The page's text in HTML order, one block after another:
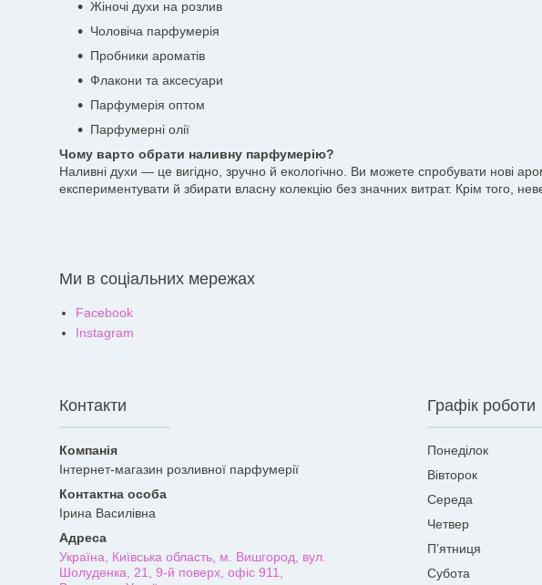
Жіночі духи на розлив
Чоловіча парфумерія
Пробники ароматів
Флакони та аксесуари
Парфумерія оптом
Парфумерні олії
Чому варто обрати наливну парфумерію?
Наливні духи — це вигідно, зручно й екологічно. Ви можете спробувати нові
експериментувати й збирати власну колекцію без значних витрат. Крім того,
Ми в соціальних мережах
Facebook
Instagram
Контакти
Інтернет-магазин розливної парфумерії
Ірина Василівна
Україна, Київська область, м. Вишгород, вул.
Шолуденка, 21, 9-й поверх, офіс 911,
Графік роботи
Понеділок
Вівторок
Середа
Четвер
Пʼятниця
Субота